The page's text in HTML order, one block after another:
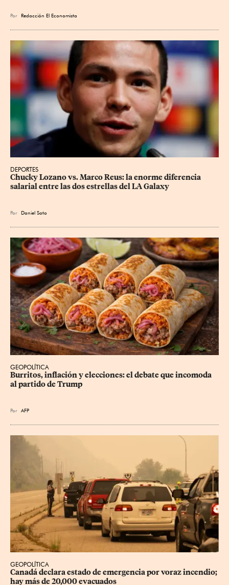
Por Redacción El Economista
DEPORTES
Chucky Lozano vs. Marco Reus: la enorme diferencia
salarial entre las dos estrellas del LA Galaxy
Por Daniel Soto
GEOPOLÍTICA
Burritos, inflación y elecciones: el debate que incomoda
al partido de Trump
Por AFP
GEOPOLÍTICA
Canadá declara estado de emergencia por voraz incendio;
hay más de 20,000 evacuados